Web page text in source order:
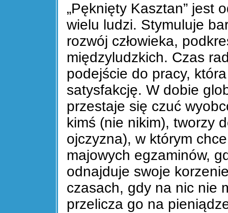
„Pęknięty Kasztan” jest
wielu ludzi. Stymuluje
rozwój człowieka,
międzyludzkich. Czas
podejście do pracy,
satysfakcję. W dobie
przestaje się czuć
kimś (nie nikim), tworzy
ojczyzna), w którym
majowych egzaminów,
odnajduje swoje
czasach, gdy na nic nie
przelicza go na